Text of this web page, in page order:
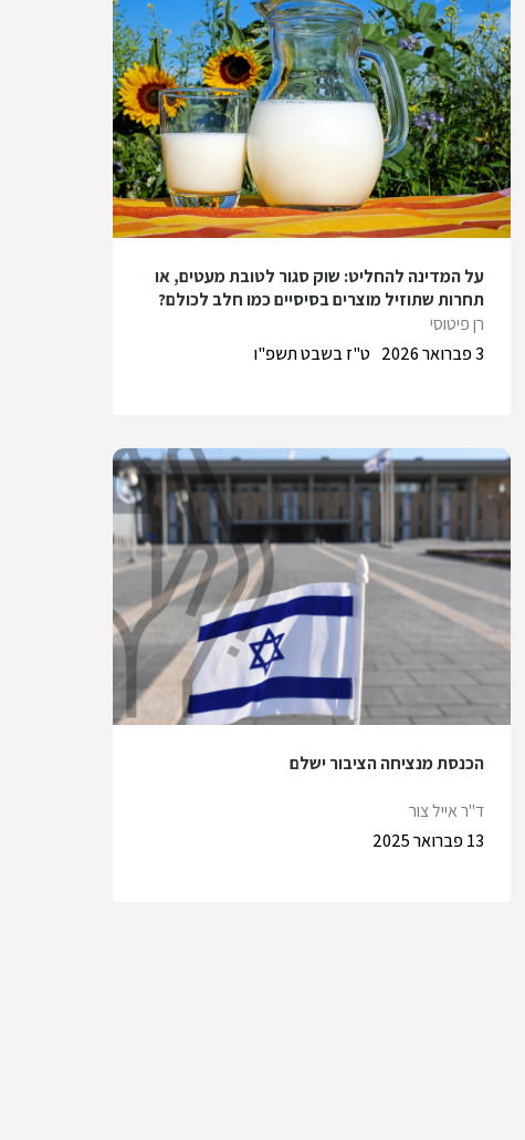
על המדינה להחליט: שוק סגור לטובת מעטים, או
תחרות שתוזיל מוצרים בסיסיים כמו חלב לכולם?
רן פיטוסי
ט"ז בשבט תשפ"ו
3 פברואר 2026
הכנסת מנציחה הציבור ישלם
ד"ר אייל צור
13 פברואר 2025